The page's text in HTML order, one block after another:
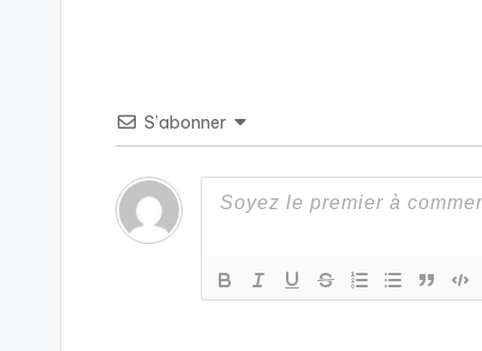
S’abonner